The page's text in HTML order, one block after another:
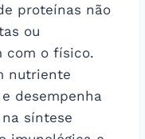
proteínas não
ou
com o físico.
nutriente
desempenha
síntese